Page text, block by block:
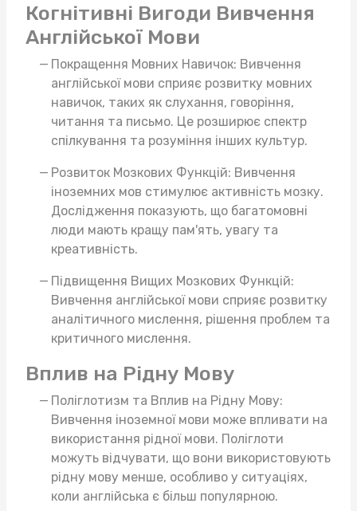
Когнітивні Вигоди Вивчення
Англійської Мови
Покращення Мовних Навичок: Вивчення
англійської мови сприяє розвитку мовних
навичок, таких як слухання, говоріння,
читання та письмо. Це розширює спектр
спілкування та розуміння інших культур.
Розвиток Мозкових Функцій: Вивчення
іноземних мов стимулює активність мозку.
Дослідження показують, що багатомовні
люди мають кращу пам'ять, увагу та
креативність.
Підвищення Вищих Мозкових Функцій:
Вивчення англійської мови сприяє розвитку
аналітичного мислення, рішення проблем та
критичного мислення.
Вплив на Рідну Мову
Поліглотизм та Вплив на Рідну Мову:
Вивчення іноземної мови може впливати на
використання рідної мови. Поліглоти
можуть відчувати, що вони використовують
рідну мову менше, особливо у ситуаціях,
коли англійська є більш популярною.